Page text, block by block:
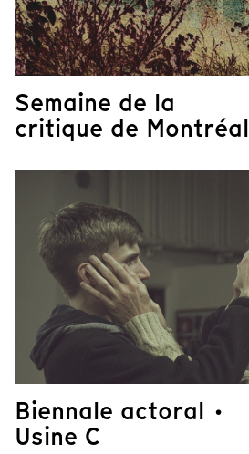
Semaine de la
critique de Montréal
Biennale actoral ·
Usine C